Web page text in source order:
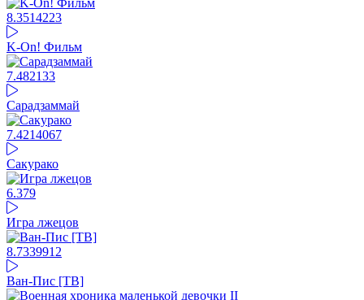
8.3514223
K-On! Фильм
7.482133
Сарадзаммай
7.4214067
Сакурако
6.379
Игра лжецов
8.7339912
Ван-Пис [ТВ]